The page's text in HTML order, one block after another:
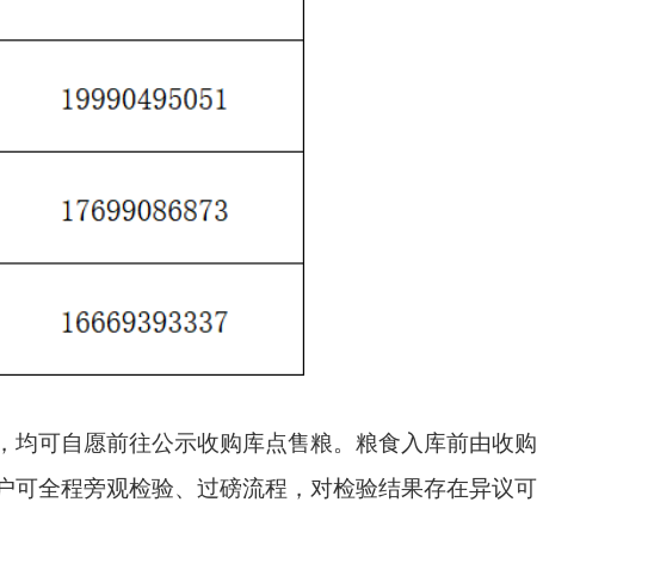
购库点售粮。粮食入库前由收购
磅流程，对检验结果存在异议可
格遵守《粮食流通管理条例》
全生产事故发生。